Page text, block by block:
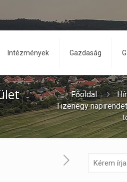
Intézmények Gazdaság
Főoldal
Tizenegy